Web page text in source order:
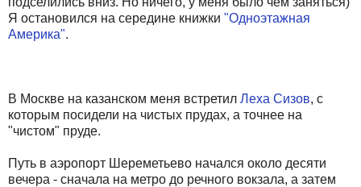
Я остановился на середине книжки "Одноэтажная
Америка".
В Москве на казанском меня встретил Леха Сизов, с
которым посидели на чистых прудах, а точнее на
"чистом" пруде.
Путь в аэропорт Шереметьево начался около десяти
вечера - сначала на метро до речного вокзала, а затем